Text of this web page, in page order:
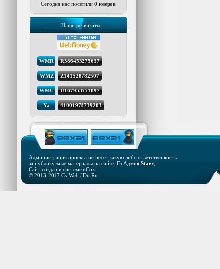
Сегодня нас посетили 0 юзеров
Наши реквизиты
WMR R386453275637
WMZ Z141528782507
WMU U167953551897
Ya 41001978739203
Администрация проекта не несет какую либо ответственность
за публикуемые материалы на сайте. Гл.Админ Staer
Сайт создан в системе uCoz
© 2013-2017 Cs-Web.3Dn.Ru